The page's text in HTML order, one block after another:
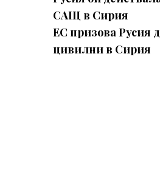
САЩ в Сирия
ЕС призова Русия
цивилни в Сирия